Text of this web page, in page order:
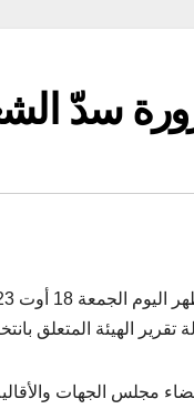
سدّ
تقرير الهيئة
أعضاء مجلس الجهات